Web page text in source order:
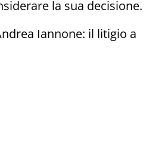
la sua decisione.
Iannone: il litigio a